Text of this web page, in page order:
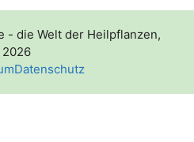
- die Welt der Heilpflanzen,
2026
Datenschutz